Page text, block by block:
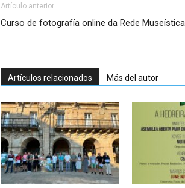
Artículo anterior
Curso de fotografía online da Rede
Artículos relacionados Más del autor